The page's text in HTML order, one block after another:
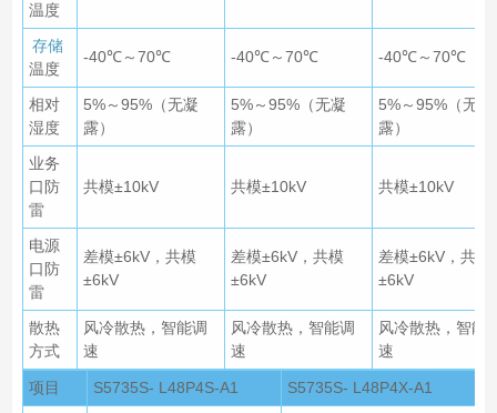
温度
存储
温度
-40℃～70℃ -40℃～70℃ -40℃～70℃
相对
湿度
5%～95%（无凝
露）
5%～95%（无凝
露）
5%～95%（无凝
露）
业务
口防
雷
共模±10kV 共模±10kV 共模±10kV
电源
口防
雷
差模±6kV，共模
±6kV
差模±6kV，共模
±6kV
差模±6kV，共模
±6kV
散热
方式
风冷散热，智能调
速
风冷散热，智能调
速
风冷散热，智能
速
项目 S5735S- L48P4S-A1
S5735S- L48P4X-A1